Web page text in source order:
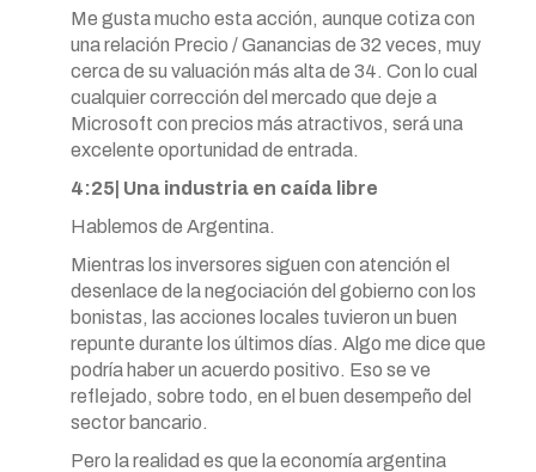
Me gusta mucho esta acción, aunque cotiza con
una relación Precio / Ganancias de 32 veces, muy
cerca de su valuación más alta de 34. Con lo cual
cualquier corrección del mercado que deje a
Microsoft con precios más atractivos, será una
excelente oportunidad de entrada.
4:25| Una industria en caída libre
Hablemos de Argentina.
Mientras los inversores siguen con atención el
desenlace de la negociación del gobierno con los
bonistas, las acciones locales tuvieron un buen
repunte durante los últimos días. Algo me dice que
podría haber un acuerdo positivo. Eso se ve
reflejado, sobre todo, en el buen desempeño del
sector bancario.
Pero la realidad es que la economía argentina